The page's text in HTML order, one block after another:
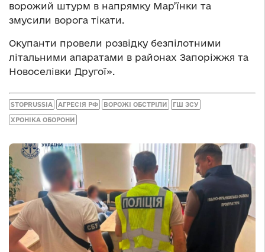
ворожий штурм в напрямку Мар’їнки та
змусили ворога тікати.
Окупанти провели розвідку безпілотними
літальними апаратами в районах Запоріжжя та
Новоселівки Другої».
STOPRUSSIA АГРЕСІЯ РФ ВОРОЖІ ОБСТРІЛИ ГШ ЗСУ
ХРОНІКА ОБОРОНИ